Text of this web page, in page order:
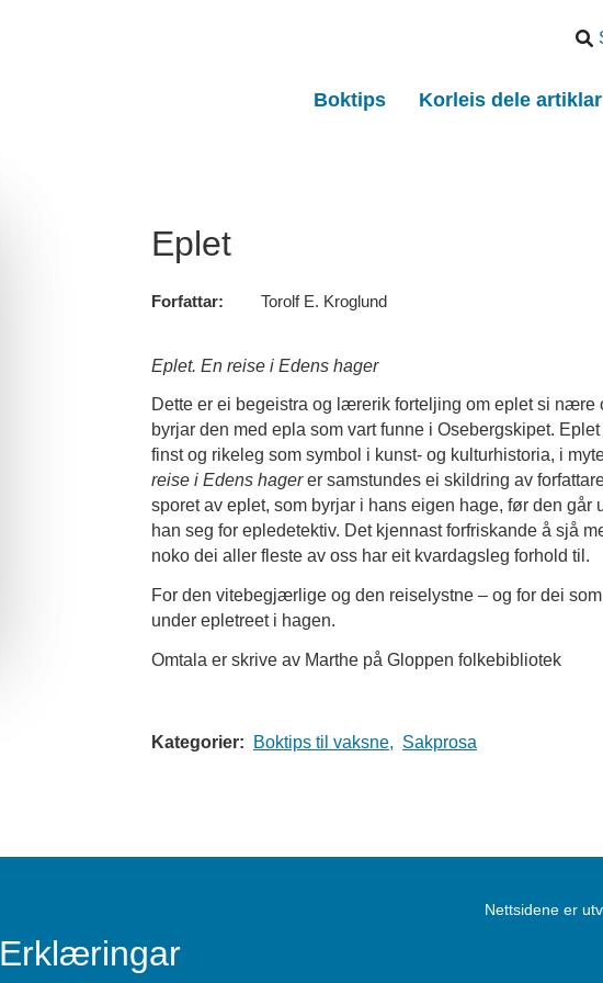
Boktips Korleis dele artiklar
Eplet
Forfattar: Torolf E. Kroglund
Eplet. En reise i Edens hager
Dette er ei begeistra og lærerik forteljing om eplet si nære
byrjar den med epla som vart funne i Osebergskipet.
finst og rikeleg som symbol i kunst- og kulturhistoria, i
reise i Edens hagerer samstundes ei skildring av
sporet av eplet, som byrjar i hans eigen hage, før den går
han seg for epledetektiv. Det kjennast forfriskande å sjå
noko dei aller fleste av oss har eit kvardagsleg forhold til.
For den vitebegjærlige og den reiselystne – og for dei
under epletreet i hagen.
Omtala er skrive av Marthe på Gloppen folkebibliotek
Kategorier: Boktips til vaksne, Sakprosa
Erklæringar
Nettsidene er